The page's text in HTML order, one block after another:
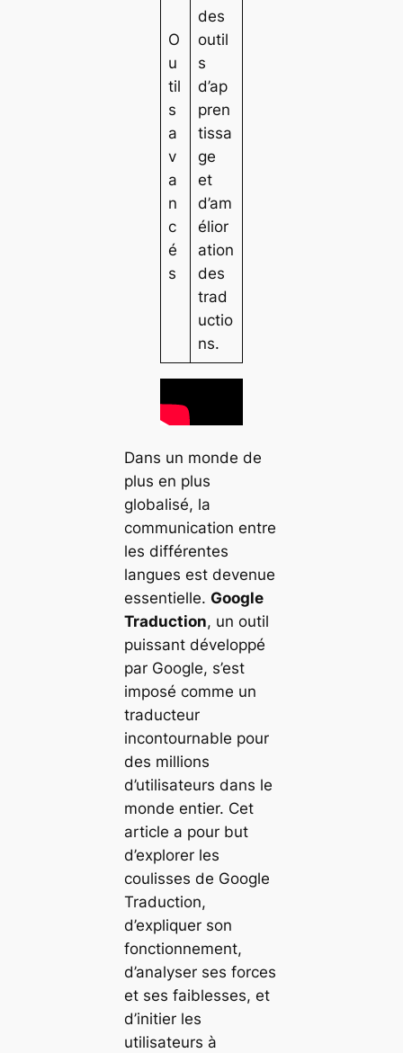
O
u
til
s
a
v
a
n
c
é
s
des
outil
s
d’ap
pren
tissa
ge
et
d’am
élior
ation
des
trad
uctio
ns.
Dans un monde de
plus en plus
globalisé, la
communication entre
les différentes
langues est devenue
essentielle. Google
Traduction, un outil
puissant développé
par Google, s’est
imposé comme un
traducteur
incontournable pour
des millions
d’utilisateurs dans le
monde entier. Cet
article a pour but
d’explorer les
coulisses de Google
Traduction,
d’expliquer son
fonctionnement,
d’analyser ses forces
et ses faiblesses, et
d’initier les
utilisateurs à